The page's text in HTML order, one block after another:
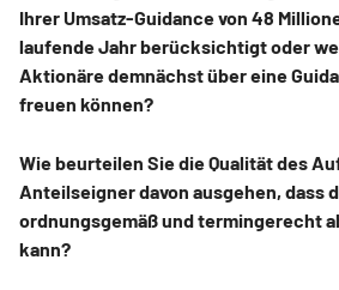
Ihrer Umsatz-Guidance von 48
laufende Jahr berücksichtigt oder
Aktionäre demnächst über eine
freuen können?
Wie beurteilen Sie die Qualität des
Anteilseigner davon ausgehen, dass
ordnungsgemäß und termingerecht
kann?